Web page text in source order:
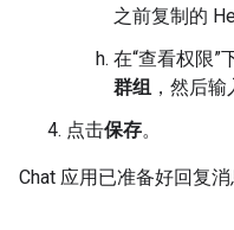
之前复制的
在“查看权限”
群组 ，然后
点击保存。
Chat 应用已准备好回复消